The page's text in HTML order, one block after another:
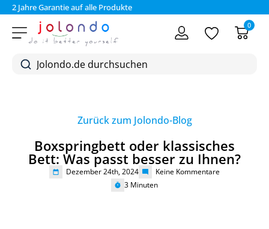
2 Jahre Garantie auf alle Produkte
0
Zurück zum Jolondo-Blog
Boxspringbett oder klassisches
Bett: Was passt besser zu Ihnen?
Dezember 24th, 2024
Keine Kommentare
3 Minuten